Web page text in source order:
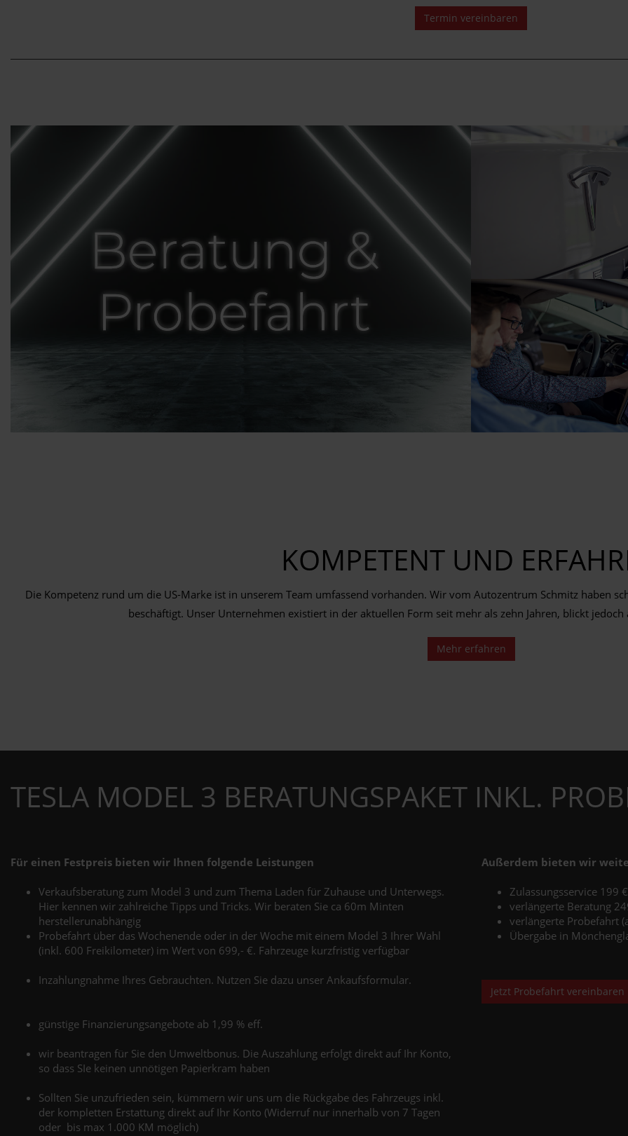
Termin vereinbaren
KOMPETENT UND
Die Kompetenz rund um die US-Marke ist in unserem Team umfassend vorhanden. Wir vom Autozentrum Schmitz haben
beschäftigt. Unser Unternehmen existiert in der aktuellen Form seit mehr als zehn Jahren, blickt
Mehr erfahren
TESLA MODEL 3 BERATUNGSPAKET INKL.
Für einen Festpreis bieten wir Ihnen folgende Leistungen
Verkaufsberatung zum Model 3 und zum Thema Laden für Zuhause und Unterwegs.
Hier kennen wir zahlreiche Tipps und Tricks. Wir beraten Sie ca 60m Minten
herstellerunabhängig
Probefahrt über das Wochenende oder in der Woche mit einem Model 3 Ihrer Wahl
(inkl. 600 Freikilometer) im Wert von 699,- €. Fahrzeuge kurzfristig verfügbar
Inzahlungnahme Ihres Gebrauchten. Nutzen Sie dazu unser Ankaufsformular.
günstige Finanzierungsangebote ab 1,99 % eff.
wir beantragen für Sie den Umweltbonus. Die Auszahlung erfolgt direkt auf Ihr Konto,
so dass SIe keinen unnötigen Papierkram haben
Sollten Sie unzufrieden sein, kümmern wir uns um die Rückgabe des Fahrzeugs inkl.
der kompletten Erstattung direkt auf Ihr Konto (Widerruf nur innerhalb von 7 Tagen
oder bis max 1.000 KM möglich)
Außerdem bieten wir
Zulassungsservice 199 €
verlängerte Beratung
verlängerte Probefahrt
Übergabe in
Jetzt Probefahrt vereinbaren